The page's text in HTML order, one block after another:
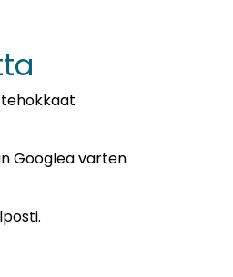
Googlea varten